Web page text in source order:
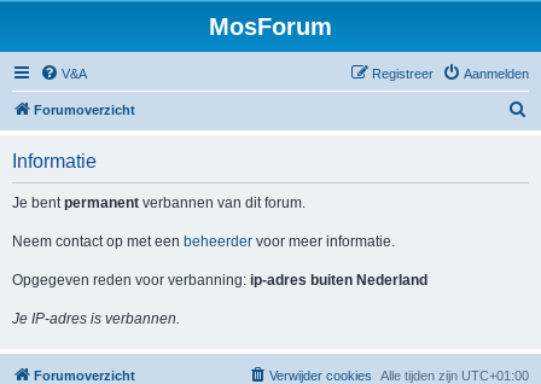
MosForum
V&A Aanmelden
Registreer
Forumoverzicht
Informatie
Je bentpermanent verbannen van dit forum.
Neem contact op met een beheerder voor meer informatie.
Opgegeven reden voor verbanning: ip-adres buiten Nederland
Je IP-adres is verbannen.
Forumoverzicht Alle tijden zijn UTC+01:00
Verwijder cookies